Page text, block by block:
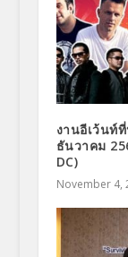
งานอีเว้นท์
ธันวาคม
DC)
November 4,